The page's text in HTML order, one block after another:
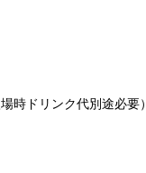
時ドリンク代別途必要）